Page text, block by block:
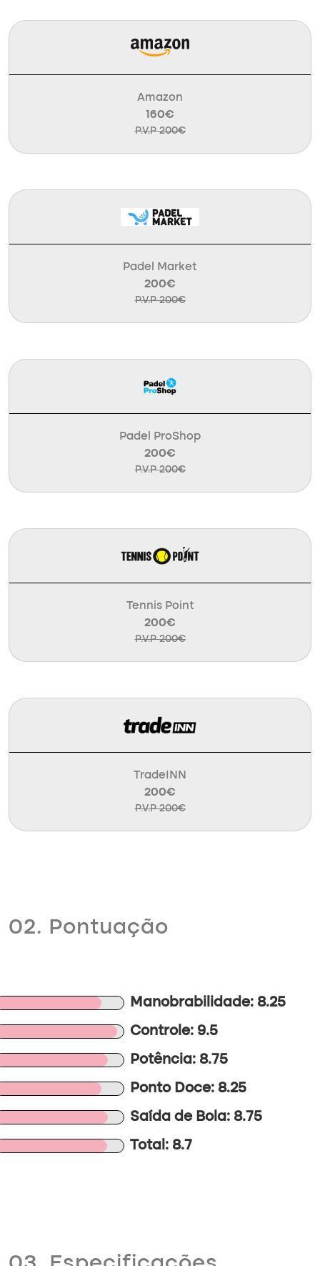
Amazon
160€
P.V.P 200€
Padel Market
200€
P.V.P 200€
Padel ProShop
200€
P.V.P 200€
Tennis Point
200€
P.V.P 200€
TradeINN
200€
P.V.P 200€
02. Pontuação
Manobrabilidade: 8.25
Controle: 9.5
Potência: 8.75
Ponto Doce: 8.25
Saída de Bola: 8.75
Total: 8.7